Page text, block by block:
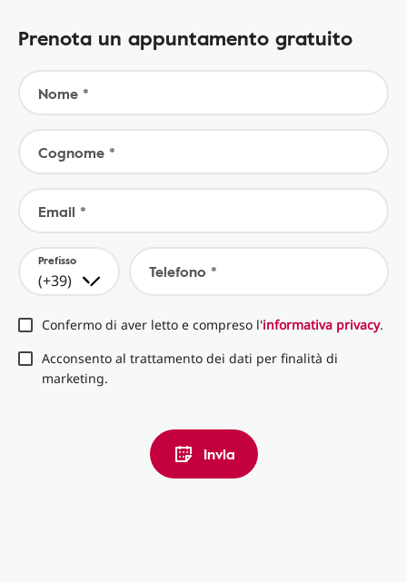
Prenota un appuntamento gratuito
Nome *
Cognome *
Email *
Prefisso
(+39) Telefono *
Confermo di aver letto e compreso l'informativa privacy.
Acconsento al trattamento dei dati per finalità di
marketing.
Invia